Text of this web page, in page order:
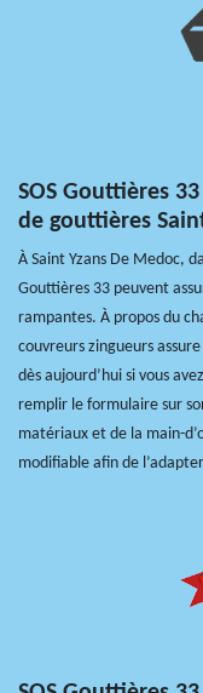
SOS Gouttières
de gouttières
À Saint Yzans De Medoc,
Gouttières 33 peuvent
rampantes. À propos du
couvreurs zingueurs
dès aujourd’hui si vous
remplir le formulaire sur
matériaux et de la main-
modifiable afin de